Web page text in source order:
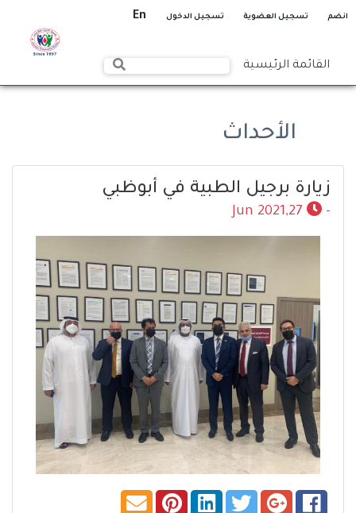
انضم تسجيل العضوية تسجيل الدخول En
القائمة الرئيسية
الأحداث
زيارة برجيل الطبية في أبوظبي
-
27,Jun 2021